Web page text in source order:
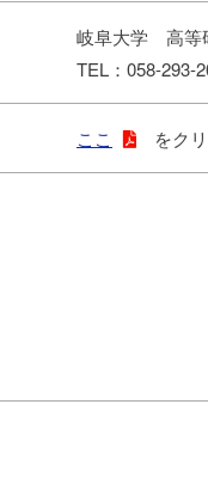
岐阜大学 高等
TEL：058-293-
ここ をク